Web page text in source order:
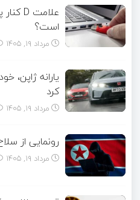
است؟
مرداد ۱۹, ۱۴۰۵
یارانه ژاپن،
کرد
مرداد ۱۹, ۱۴۰۵
رونمایی از
مرداد ۱۹, ۱۴۰۵